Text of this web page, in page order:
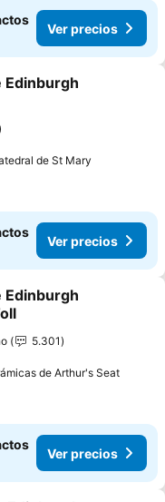
Ver precios
a favoritos
Edinburgh
de St Mary
Ver precios
a favoritos
Edinburgh
5.301
de Arthur's Seat
Ver precios